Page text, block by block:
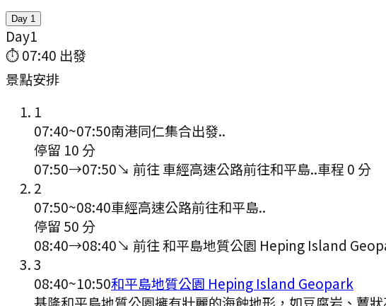
Day 1
Day1
⏱07:40 出發
景點安排
1
07:40~07:50南港同仁集合出發..
停留 10 分
07:50→07:50↘ 前往 車經高速公路前往和平島..車程 0 分
2
07:50~08:40車經高速公路前往和平島..
停留 50 分
08:40→08:40↘ 前往和平島地質公園 Heping Island
3
08:40~10:50和平島地質公園 Heping Island Geopark
基隆和平島地質公園擁有壯麗的海蝕地形，如豆腐岩、蕈